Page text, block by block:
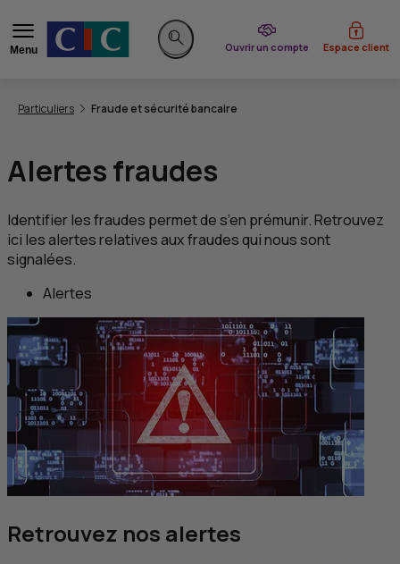
Menu
Rechercher sur le site
Ouvrir un compte
du CIC Espace client
Particuliers Fraude et sécurité bancaire
Alertes fraudes
Identifier les fraudes permet de s’en prémunir. Retrouvez
ici les alertes relatives aux fraudes qui nous sont
signalées.
Alertes
Retrouvez nos alertes